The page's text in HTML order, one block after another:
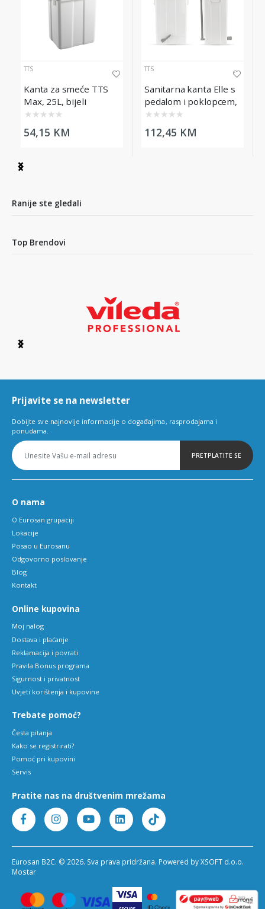
TTS
Kanta za smeće TTS
Max, 25L, bijeli
poklopac
★ ★ ★ ★ ★
54,15 KM
TTS
Sanitarna kanta Elle s
pedalom i poklopcem,
25L
★ ★ ★ ★ ★
112,45 KM
Item
5
Ranije ste gledali
Top Brendovi
Item
6
Prijavite se na newsletter
Dobijte sve najnovije informacije o događajima, rasprodajama i
ponudama.
PRETPLATITE SE
O nama
O Eurosan grupaciji
Lokacije
Posao u Eurosanu
Odgovorno poslovanje
Blog
Kontakt
Online kupovina
Moj nalog
Dostava i plaćanje
Reklamacija i povrati
Pravila Bonus programa
Sigurnost i privatnost
Uvjeti korištenja i kupovine
Trebate pomoć?
Česta pitanja
Kako se registrirati?
Pomoć pri kupovini
Servis
Pratite nas na društvenim mrežama
Eurosan B2C. © 2026. Sva prava pridržana. Powered by XSOFT d.o.o.
Mostar